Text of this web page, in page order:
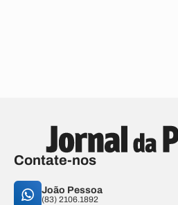
Contate-nos
João Pessoa
(83) 2106.1892